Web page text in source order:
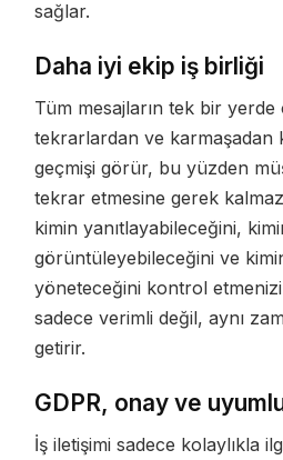
sağlar.
Daha iyi ekip iş birliği
Tüm mesajların tek bir yerde
tekrarlardan ve karmaşadan
geçmişi görür, bu yüzden
tekrar etmesine gerek
kimin yanıtlayabileceğini,
görüntüleyebileceğini ve
yöneteceğini kontrol
sadece verimli değil, aynı
getirir.
GDPR, onay ve
İş iletişimi sadece kolaylıkla